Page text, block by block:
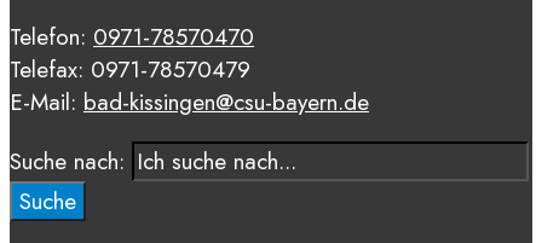
Telefon: 0971-78570470
Telefax: 0971-78570479
E-Mail: bad-kissingen@csu-bayern.de
Suche nach:
Suche